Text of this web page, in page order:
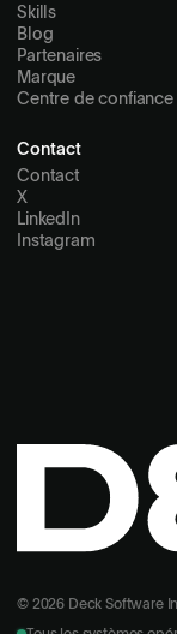
Skills
Blog
Partenaires
Marque
Centre de confiance
Contact
Contact
X
LinkedIn
Instagram
© 2026 Deck Software